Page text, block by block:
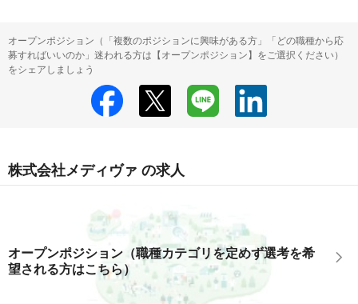
オープンポジション（「複数のポジションに興味がある方」「どの職種から応
募すればいいのか」迷われる方は【オープンポジション】をご選択ください）
をシェアしましょう
株式会社メディヴァ の求人
オープンポジション（職種カテゴリを定めず選考を希
望される方はこちら）